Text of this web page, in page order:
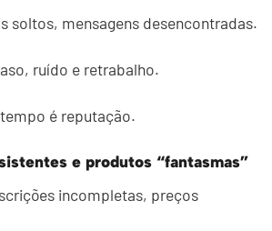
soltos, mensagens desencontradas.
ruído e retrabalho.
é reputação.
e produtos “fantasmas”
incompletas, preços